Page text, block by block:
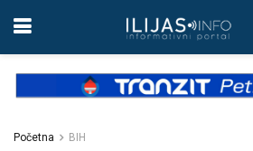
Početna BIH